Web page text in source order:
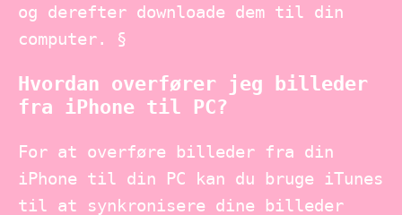
og derefter downloade dem til din
computer. §
Hvordan overfører jeg billeder
fra iPhone til PC?
For at overføre billeder fra din
iPhone til din PC kan du bruge iTunes
til at synkronisere dine billeder